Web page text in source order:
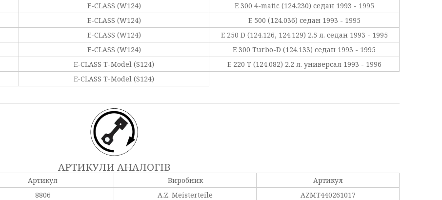
E-CLASS (W124)
E 300 4-matic (124.230) седан 1993 - 1995
E-CLASS (W124)
E 500 (124.036) седан 1993 - 1995
E-CLASS (W124)
E 250 D (124.126, 124.129) 2.5 л. седан 1993 - 1995
E-CLASS (W124)
E 300 Turbo-D (124.133) седан 1993 - 1995
E-CLASS T-Model (S124)
E 220 T (124.082) 2.2 л. универсал 1993 - 1996
E-CLASS T-Model (S124)
АРТИКУЛИ АНАЛОГІВ
Артикул Виробник
Артикул
8806 A.Z. Meisterteile AZMT440261017